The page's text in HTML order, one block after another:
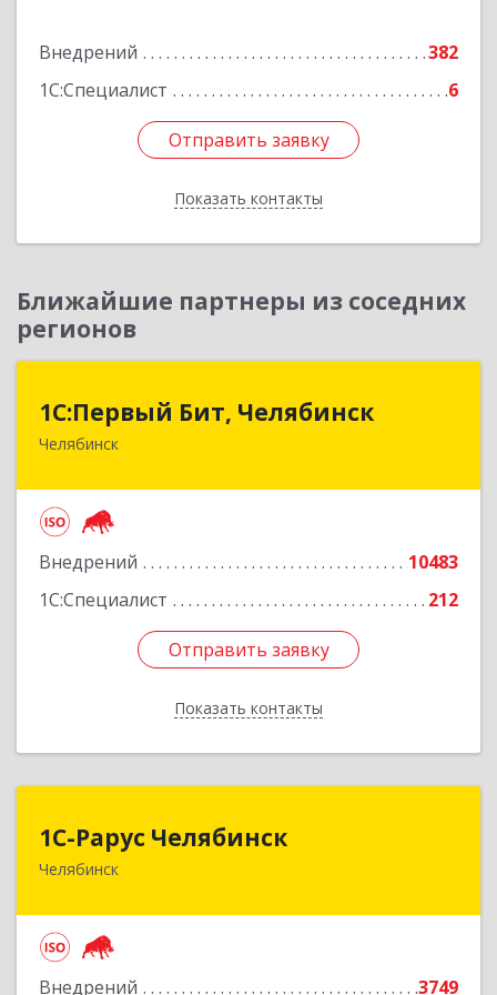
Внедрений
382
1С:Специалист
6
Отправить заявку
Показать контакты
Отправить заявку
Назад
Ближайшие партнеры из соседних
регионов
1С:Первый Бит, Челябинск
Челябинск
Внедрений
10483
1С:Специалист
212
Отправить заявку
Показать контакты
1С:Первый Бит, Челябинск
Отправить заявку
Назад
1С-Рарус Челябинск
Челябинск
Внедрений
3749
1С-Рарус Челябинск
454091, Челябинская обл, Челябинск г, Труда ул,